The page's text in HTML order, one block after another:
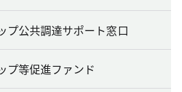
プ公共調達サポート窓口
プ等促進ファンド